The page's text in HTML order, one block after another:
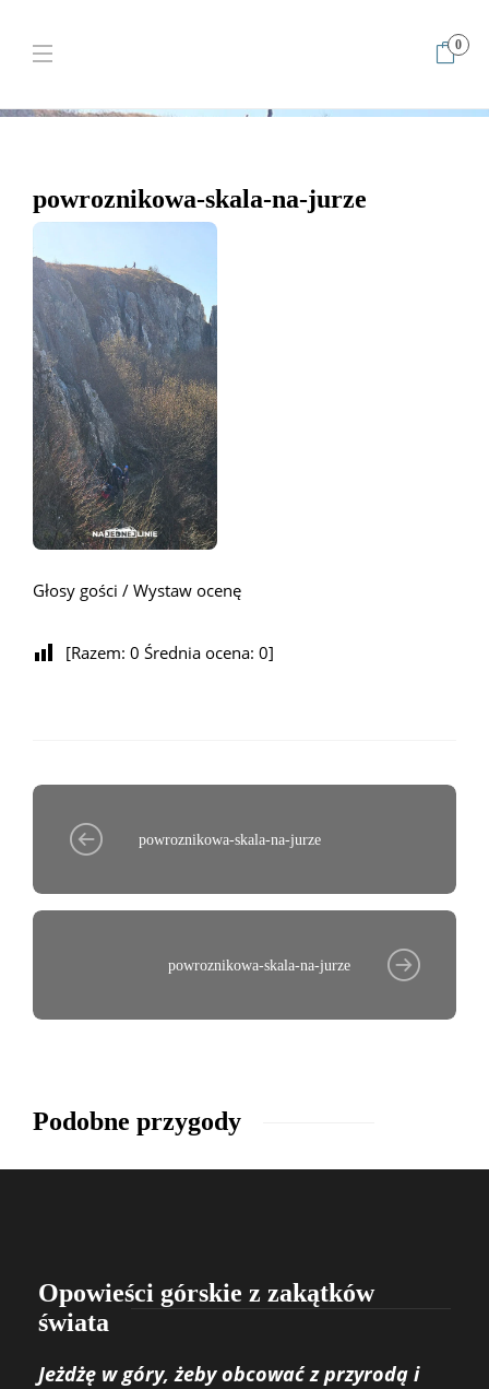
0
Home
powroznikowa-skala-na-jurze
Głosy gości / Wystaw ocenę
[Razem: 0 Średnia ocena: 0]
powroznikowa-skala-na-jurze
powroznikowa-skala-na-jurze
Podobne przygody
Opowieści górskie z zakątków
świata
Jeżdżę w góry, żeby obcować z przyrodą i